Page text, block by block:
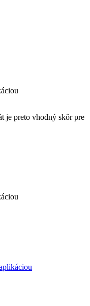
je preto vhodný skôr pre